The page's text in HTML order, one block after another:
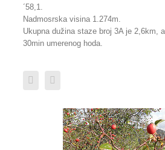
´58,1.
Nadmosrska visina 1.274m.
Ukupna dužina staze broj 3A je 2,6km,
30min umerenog hoda.